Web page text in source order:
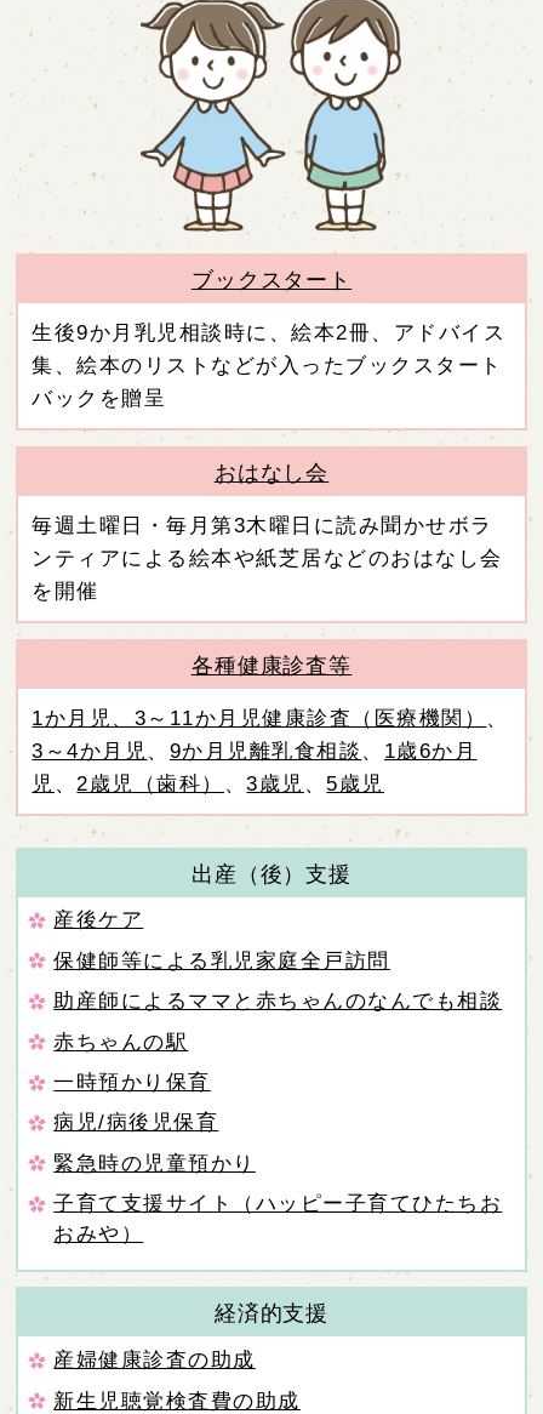
ブックスタート
生後9か月乳児相談時に、絵本2冊、アドバイス
集、絵本のリストなどが入ったブックスタート
バックを贈呈
おはなし会
毎週土曜日・毎月第3木曜日に読み聞かせボラ
ンティアによる絵本や紙芝居などのおはなし会
を開催
各種健康診査等
1か月児、3～11か月児健康診査（医療機関） 、
3～4か月児 、 9か月児離乳食相談 、 1歳6か月
児 、2歳児（歯科） 、3歳児 、 5歳児
出産（後）支援
産後ケア
保健師等による乳児家庭全戸訪問
助産師によるママと赤ちゃんのなんでも相談
赤ちゃんの駅
一時預かり保育
病児/病後児保育
緊急時の児童預かり
子育て支援サイト（ハッピー子育てひたちお
おみや）
経済的支援
産婦健康診査の助成
新生児聴覚検査費の助成